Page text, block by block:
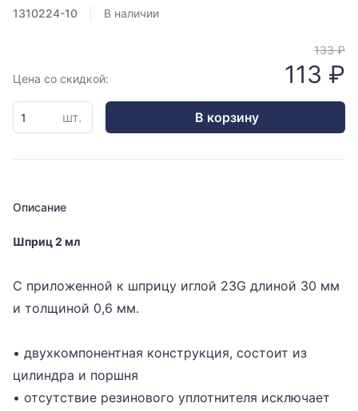
1310224-10 В наличии
Цена со скидкой:
133 ₽
113 ₽
шт. В корзину
Описание
Шприц 2 мл
С приложенной к шприцу иглой 23G длиной 30 мм
и толщиной 0,6 мм.
• двухкомпонентная конструкция, состоит из
цилиндра и поршня
• отсутствие резинового уплотнителя исключает